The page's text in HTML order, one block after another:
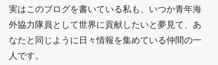
実はこのブログを書いている私も、いつか青年海
外協力隊員として世界に貢献したいと夢見て、あ
なたと同じように日々情報を集めている仲間の一
人です。